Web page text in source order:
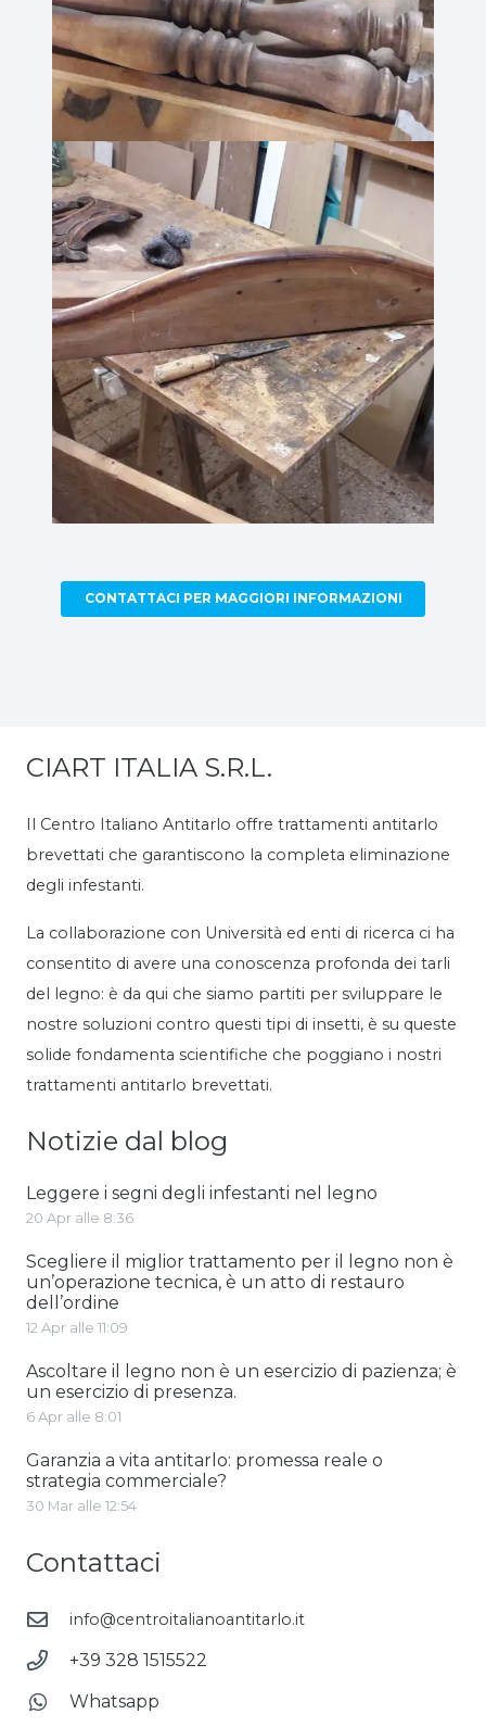
CONTATTACI PER MAGGIORI INFORMAZIONI
CIART ITALIA S.R.L.
Il Centro Italiano Antitarlo offre trattamenti antitarlo
brevettati che garantiscono la completa eliminazione
degli infestanti.
La collaborazione con Università ed enti di ricerca ci ha
consentito di avere una conoscenza profonda dei tarli
del legno: è da qui che siamo partiti per sviluppare le
nostre soluzioni contro questi tipi di insetti, è su queste
solide fondamenta scientifiche che poggiano i nostri
trattamenti antitarlo brevettati.
Notizie dal blog
Leggere i segni degli infestanti nel legno
20 Apr alle 8:36
Scegliere il miglior trattamento per il legno non è
un’operazione tecnica, è un atto di restauro
dell’ordine
12 Apr alle 11:09
Ascoltare il legno non è un esercizio di pazienza; è
un esercizio di presenza.
6 Apr alle 8:01
Garanzia a vita antitarlo: promessa reale o
strategia commerciale?
30 Mar alle 12:54
Contattaci
info@centroitalianoantitarlo.it
+39 328 1515522
Whatsapp